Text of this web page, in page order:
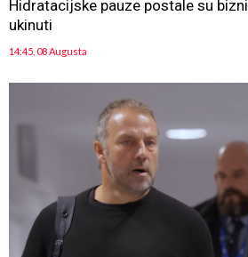
Hidratacijske pauze postale su
ukinuti
14:45, 08 Augusta